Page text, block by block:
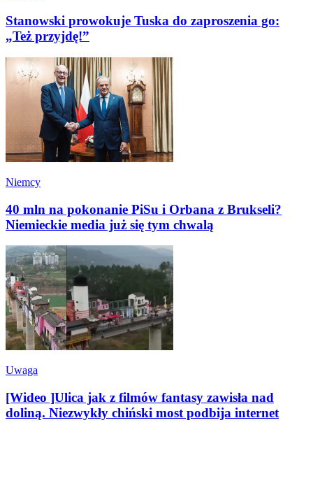
Stanowski prowokuje Tuska do zaproszenia go:
„Też przyjdę!”
Niemcy
40 mln na pokonanie PiSu i Orbana z Brukseli?
Niemieckie media już się tym chwalą
Uwaga
[Wideo ]Ulica jak z filmów fantasy zawisła nad
doliną. Niezwykły chiński most podbija internet